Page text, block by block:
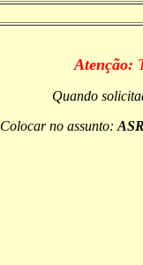
Atenção:
Quando
Colocar no assunto: